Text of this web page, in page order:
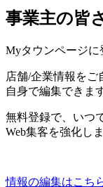
事業主の皆
Myタウンページに
店舗/企業情報をご
自身で編集できま
無料登録で、いつ
Web集客を強化し
情報の編集はこち